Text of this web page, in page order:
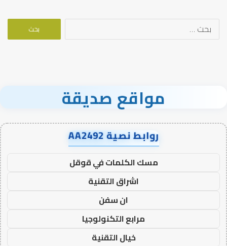
البحث
مواقع صديقة
روابط نصية AA2492
مسك الكلمات في قوقل
اشراق التقنية
ان سفن
مرابع التكنولوجيا
خيال التقنية